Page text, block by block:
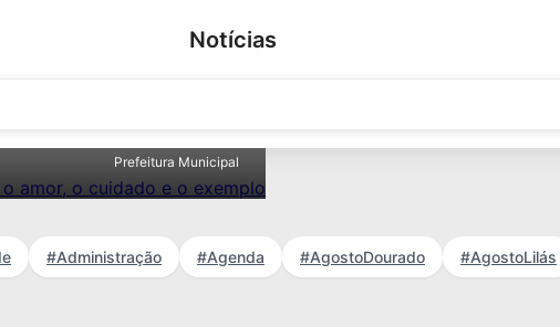
Notícias
o amor, o
Prefeitura Municipal
#Administração #Agenda #AgostoDourado #AgostoLilás